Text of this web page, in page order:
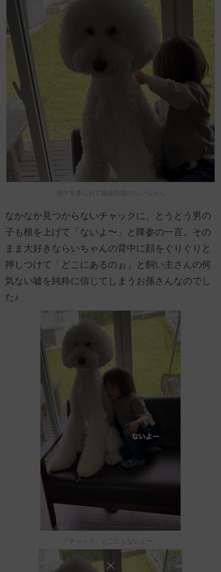
背中を弄られて困惑気味のらいちゃん
なかなか見つからないチャックに、とうとう男の
子も根を上げて「ないよ〜」と降参の一言。その
まま大好きならいちゃんの背中に顔をぐりぐりと
押しつけて「どこにあるのぉ」と飼い主さんの何
気ない嘘を純粋に信じてしまうお孫さんなのでし
た♪
「チャック、どこにもないよ〜」